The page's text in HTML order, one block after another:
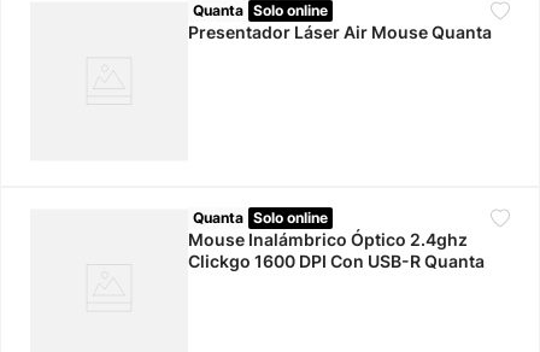
Quanta Solo online
Presentador Láser Air Mouse Quanta
Quanta Solo online
Mouse Inalámbrico Óptico 2.4ghz
Clickgo 1600 DPI Con USB-R Quanta